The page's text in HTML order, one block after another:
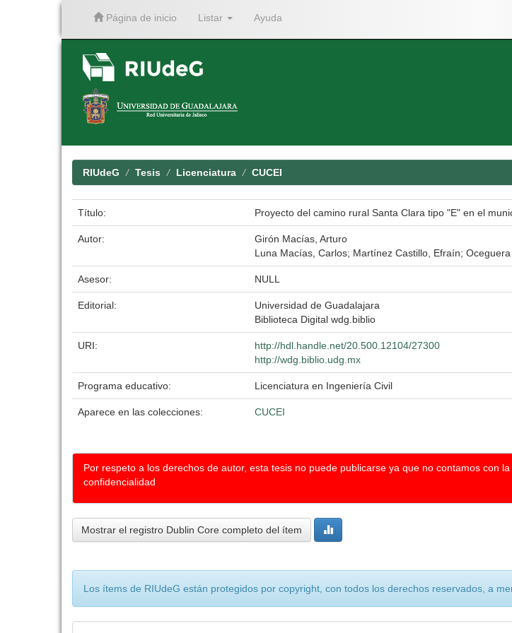
Página de inicio Listar Ayuda
RIUdeG Tesis Licenciatura CUCEI
Título: Proyecto del camino rural Santa Clara tipo "E" en el
Autor:
Girón Macías, Arturo
Luna Macías, Carlos; Martínez Castillo, Efraín;
Asesor: NULL
Editorial:
Universidad de Guadalajara
Biblioteca Digital wdg.biblio
URI:
http://hdl.handle.net/20.500.12104/27300
http://wdg.biblio.udg.mx
Programa educativo: Licenciatura en Ingeniería Civil
Aparece en las colecciones: CUCEI
Por respeto a los derechos de autor, esta tesis no puede publicarse ya que no contamos con
confidencialidad
Mostrar el registro Dublin Core completo del ítem
Los ítems de RIUdeG están protegidos por copyright, con todos los derechos reservados, a